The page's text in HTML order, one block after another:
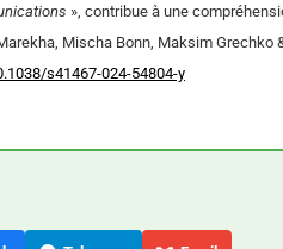
», contribue à une
Mischa Bonn, Maksim
s41467-024-54804-y